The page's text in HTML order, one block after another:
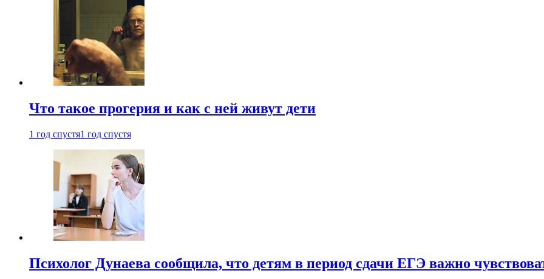
Что такое прогерия и как с ней живут дети
1 год спустя1 год спустя
Психолог Дунаева сообщила, что детям в период сдачи ЕГЭ важно